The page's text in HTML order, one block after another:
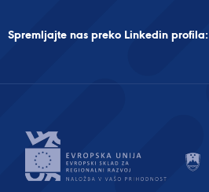
Spremljajte nas preko Linkedin profila: